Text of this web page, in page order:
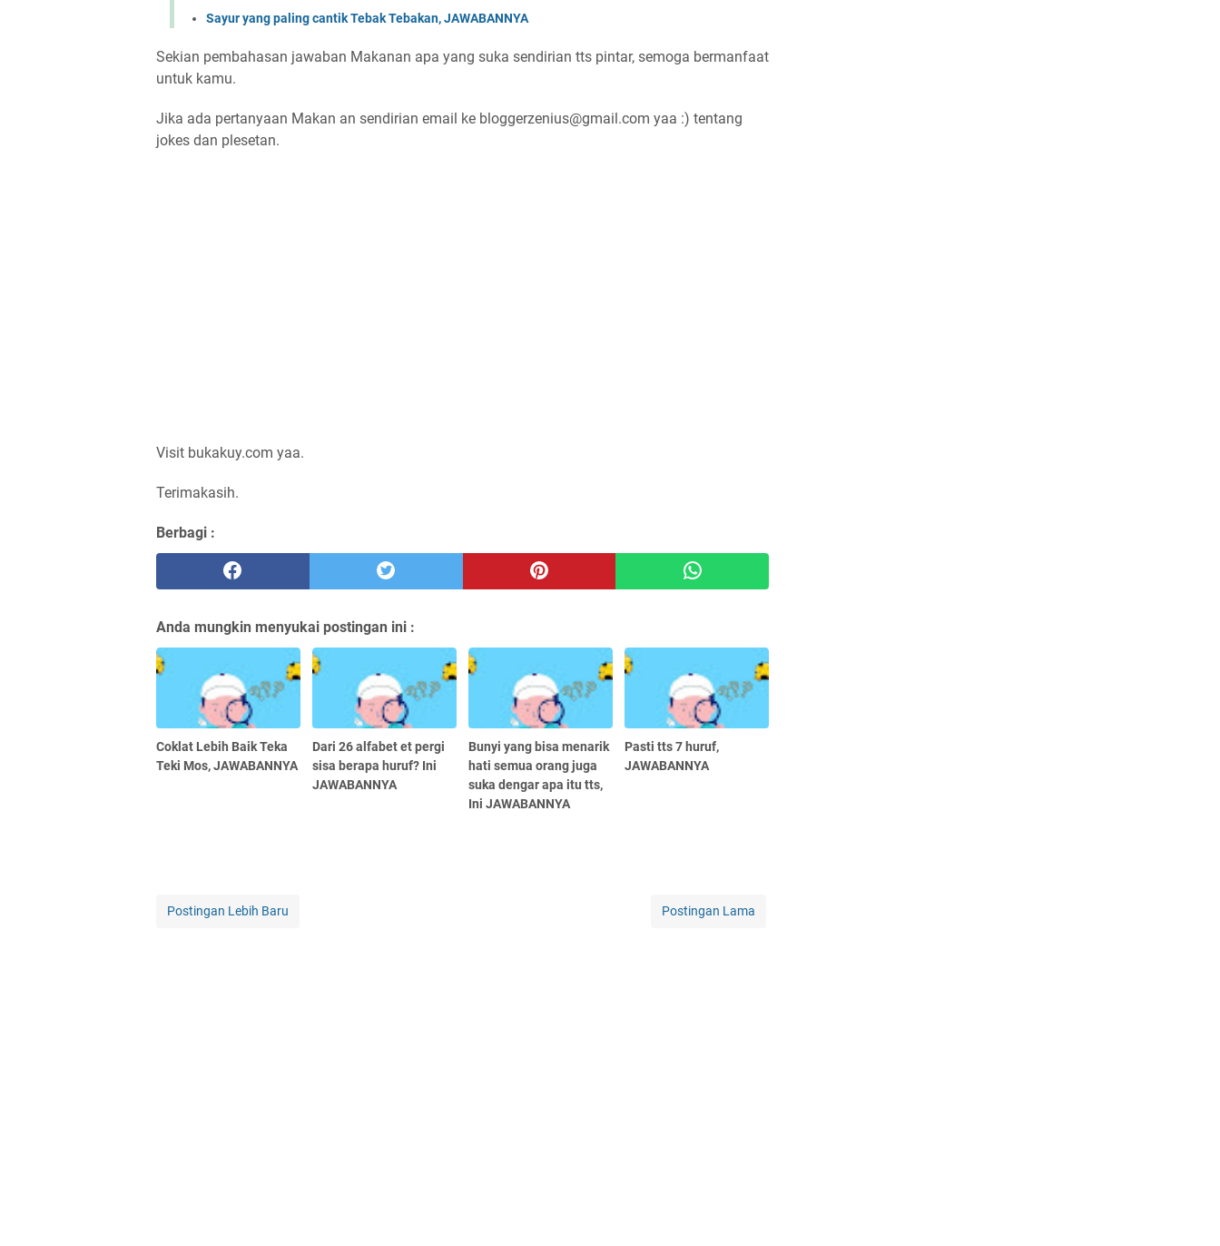
Sayur yang paling cantik Tebak Tebakan, JAWABANNYA
Sekian pembahasan jawaban Makanan apa yang suka sendirian tts pintar, semoga bermanfaat
untuk kamu.
Jika ada pertanyaan Makan an sendirian email ke bloggerzenius@gmail.com yaa :) tentang
jokes dan plesetan.
Visit bukakuy.com yaa.
Terimakasih.
Berbagi :
Anda mungkin menyukai postingan ini :
Coklat Lebih Baik Teka
Teki Mos, JAWABANNYA
Dari 26 alfabet et pergi
sisa berapa huruf? Ini
JAWABANNYA
Bunyi yang bisa menarik
hati semua orang juga
suka dengar apa itu tts,
Ini JAWABANNYA
Pasti tts 7 huruf,
JAWABANNYA
Postingan Lebih Baru Postingan Lama